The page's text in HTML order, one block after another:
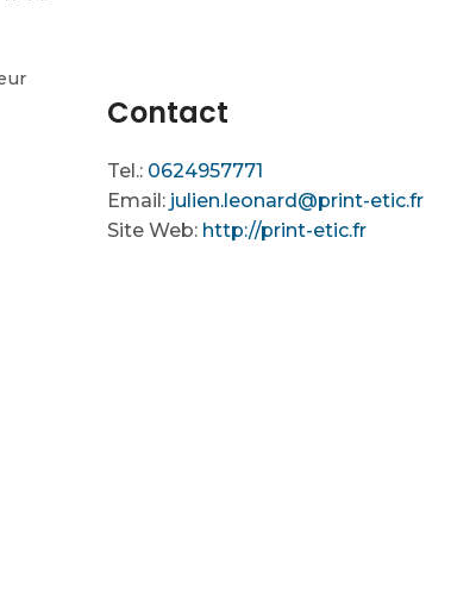
Contact
Tel.: 0624957771
Email: julien.leonard@print-etic.fr
Site Web: http://print-etic.fr